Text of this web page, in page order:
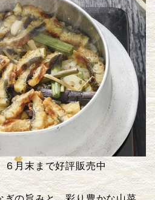
６月末まで好評販売中